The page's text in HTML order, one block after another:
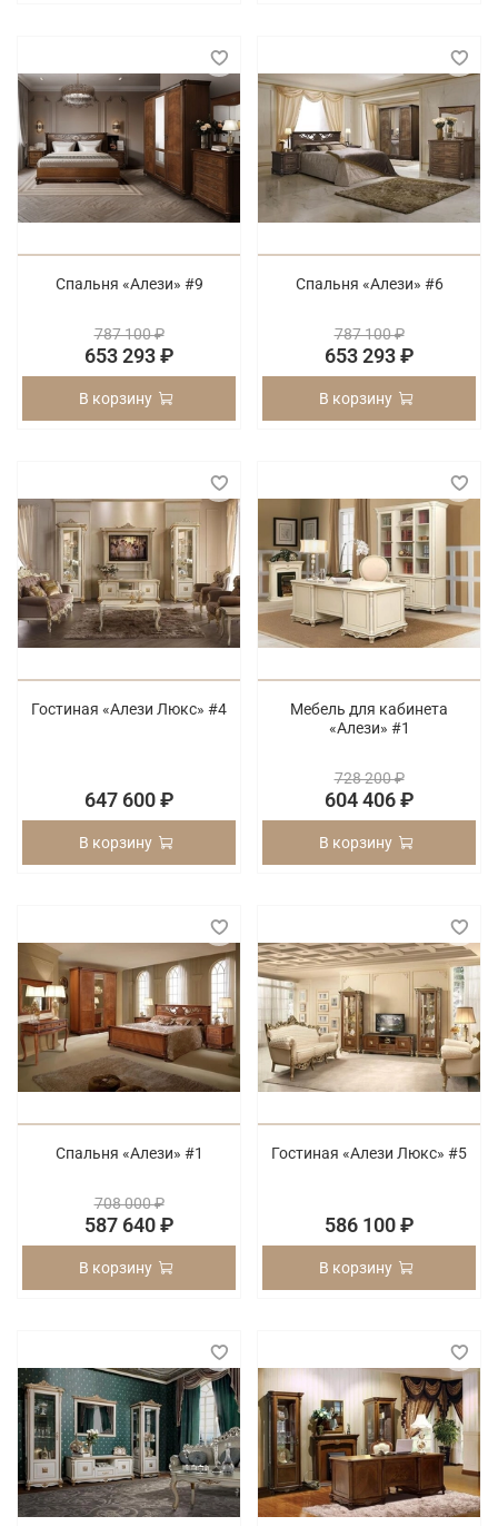
Спальня «Алези» #9
787 100 ₽
653 293 ₽
В корзину
Спальня «Алези» #6
787 100 ₽
653 293 ₽
В корзину
Гостиная «Алези Люкс» #4
647 600 ₽
В корзину
Мебель для кабинета
«Алези» #1
728 200 ₽
604 406 ₽
В корзину
Спальня «Алези» #1
708 000 ₽
587 640 ₽
В корзину
Гостиная «Алези Люкс» #5
586 100 ₽
В корзину